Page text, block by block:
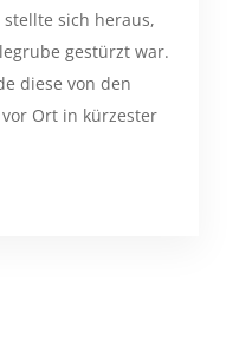
sich heraus,
gestürzt war.
diese von den
Ort in kürzester